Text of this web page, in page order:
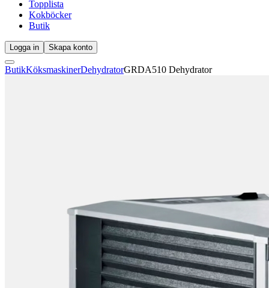
Topplista
Kokböcker
Butik
Logga in Skapa konto
ButikKöksmaskinerDehydratorGRDA510 Dehydrator